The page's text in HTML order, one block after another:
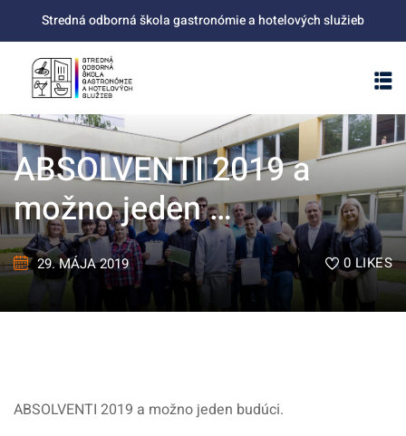
content
Stredná odborná škola gastronómie a hotelových služieb
ABSOLVENTI 2019 a
možno jeden …
29. MÁJA 2019 0LIKES
ABSOLVENTI 2019 a možno jeden budúci.